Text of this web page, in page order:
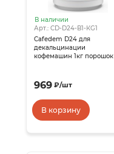
В наличии
Арт.: CD-D24-В1-КG1
Cafedem D24 для
декальцинации
кофемашин 1кг порошок
969 ₽/шт
В корзину